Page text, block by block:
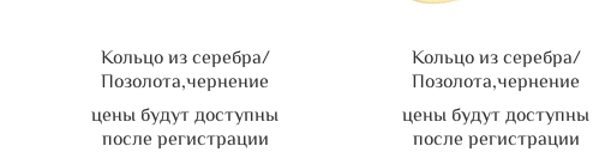
Кольцо из серебра/
Позолота,чернение
цены будут доступны
после регистрации
Кольцо из серебра/
Позолота,чернение
цены будут доступны
после регистрации